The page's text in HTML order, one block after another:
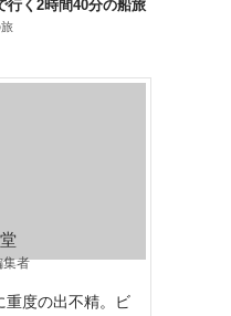
行く2時間40分の船旅
集者
重度の出不精。ビ